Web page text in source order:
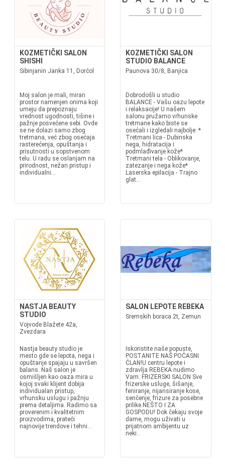
KOZMETIČKI SALON
SHISHI
Sibinjanin Janka 11, Dorćol
Moj salon je mali, miran
prostor namenjen onima koji
umeju da prepoznaju
vrednost ugodnosti, tišine i
pažnje posvećene sebi. Ovde
se ne dolazi samo zbog
tretmana, već zbog osećaja
rasterećenja, opuštanja i
prisutnosti u sopstvenom
telu. U radu se oslanjam na
prirodnost, nežan pristup i
individualni...
KOZMETIČKI SALON
STUDIO BALANCE
Paunova 30/8, Banjica
Dobrodošli u studio
BALANCE - Vašu oazu lepote
i relaksacije! U našem
salonu pružamo vrhunske
tretmane kako biste se
osećali i izgledali najbolje: *
Tretmani lica - Dubinska
nega, hidratacija i
podmlađivanje kože*
Tretmani tela - Oblikovanje,
zatezanje i nega kože*
Laserska epilacija - Trajno
glat...
NASTJA BEAUTY
STUDIO
Vojvode Blažete 42a,
Zvezdara
Nastja beauty studio je
mesto gde se lepota, nega i
opuštanje spajaju u savršen
balans. Naš salon je
osmišljen kao oaza mira u
kojoj svaki klijent dobija
individualan pristup,
vrhunsku uslugu i pažnju
prema detaljima. Radimo sa
proverenim i kvalitetnim
proizvodima, prateći
najnovije trendove i tehni...
SALON LEPOTE REBEKA
Sremskih boraca 2t, Zemun
Iskoristite naše popuste,
POSTANITE NAŠ POČASNI
ČLAN!U centru lepote i
zdravlja REBEKA nudimo
Vam: FRIZERSKI SALON Sve
frizerske usluge, šišanje,
feniranje, nijansiranje kose,
senčenje, frizure za posebne
prilike.NEŠTO I ZA
GOSPODU! Dok čekaju svoje
dame, mogu uživati u
prijatnom ambijentu uz
neki...